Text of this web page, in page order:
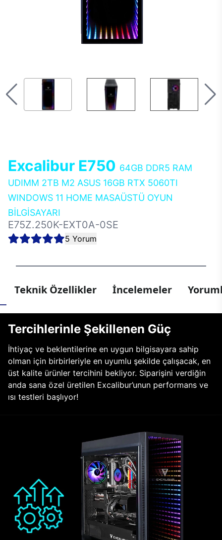
Excalibur E750 64GB DDR5 RAM
UDIMM 2TB M2 ASUS 16GB RTX 5060TI
WINDOWS 11 HOME MASAÜSTÜ OYUN
BİLGİSAYARI
E75Z.250K-EXT0A-0SE
5 Yorum
Teknik Özellikler İncelemeler
Tercihlerinle Şekillenen Güç
İhtiyaç ve beklentilerine en uygun bilgisayara sahip
olman için birbirleriyle en uyumlu şekilde çalışacak, en
üst kalite ürünler tercihini bekliyor. Siparişini verdiğin
anda sana özel üretilen Excalibur’unun performans ve
ısı testleri başlıyor!